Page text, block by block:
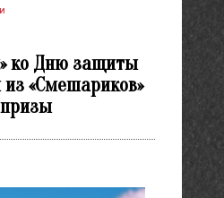
ко Дню защиты
из «Смешариков»